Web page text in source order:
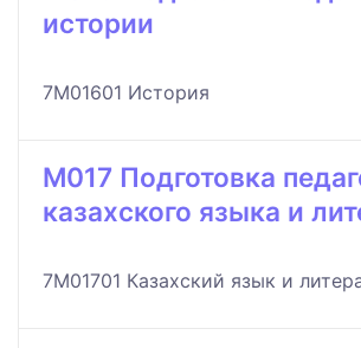
истории
7M01601 История
M017 Подготовка
казахского языка и
7M01701 Казахский язык и